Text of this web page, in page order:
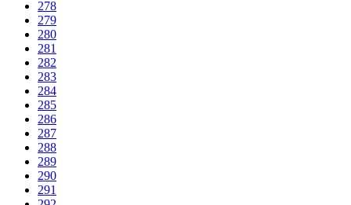
278
279
280
281
282
283
284
285
286
287
288
289
290
291